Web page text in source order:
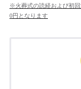
※火葬式の読経および初
0円となります